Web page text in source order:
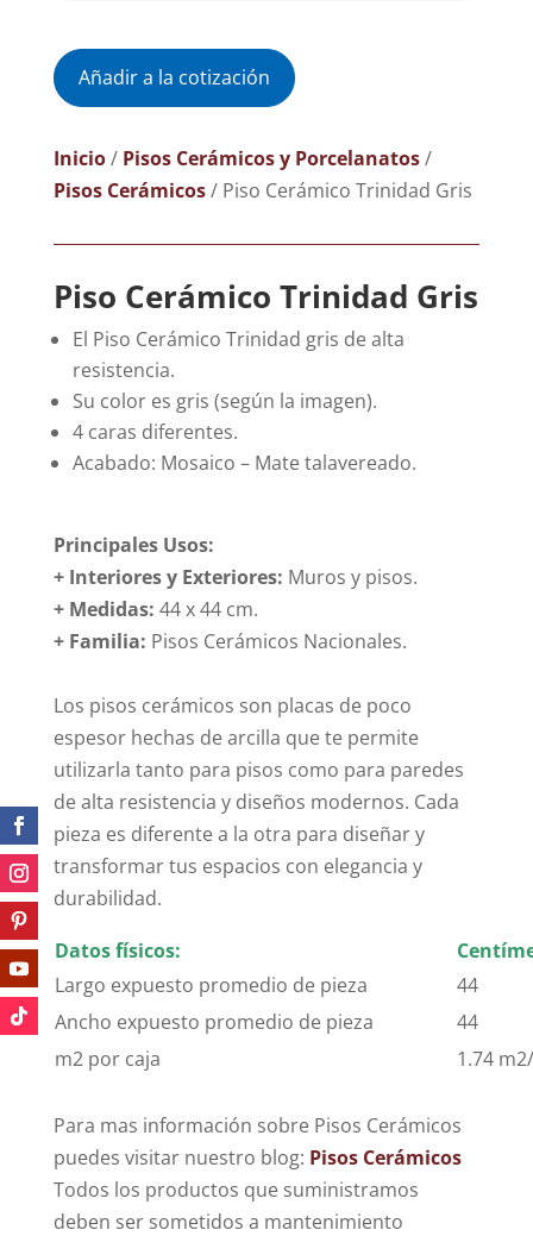
Añadir a la cotización
Inicio/ Pisos Cerámicos y Porcelanatos/
Pisos Cerámicos/ Piso Cerámico Trinidad Gris
Piso Cerámico Trinidad Gris
El Piso Cerámico Trinidad gris de alta
resistencia.
Su color es gris (según la imagen).
4 caras diferentes.
Acabado: Mosaico – Mate talavereado.
Principales Usos:
+ Interiores y Exteriores: Muros y pisos.
+ Medidas: 44 x 44 cm.
+ Familia: Pisos Cerámicos Nacionales.
Los pisos cerámicos son placas de poco
espesor hechas de arcilla que te permite
utilizarla tanto para pisos como para paredes
de alta resistencia y diseños modernos. Cada
pieza es diferente a la otra para diseñar y
transformar tus espacios con elegancia y
durabilidad.
Datos físicos:
Largo expuesto promedio de pieza
44
Ancho expuesto promedio de pieza
44
m2 por caja
1.74
Para mas información sobre Pisos Cerámicos
puedes visitar nuestro blog: Pisos Cerámicos
Todos los productos que suministramos
deben ser sometidos a mantenimiento